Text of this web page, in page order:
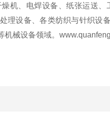
机、电焊设备、纸张运送
理设备、各类纺织与针织设
械设备领域。